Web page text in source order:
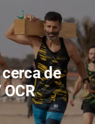
de